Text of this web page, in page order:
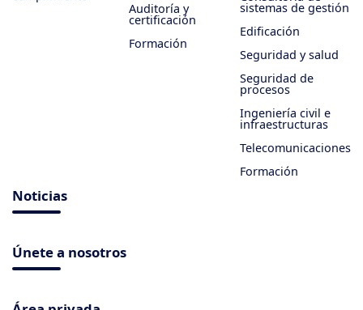
Auditoría y
certificación
Formación
sistemas de gestión
Edificación
Seguridad y salud
Seguridad de
procesos
Ingeniería civil e
infraestructuras
Telecomunicaciones
Formación
Noticias
Únete a nosotros